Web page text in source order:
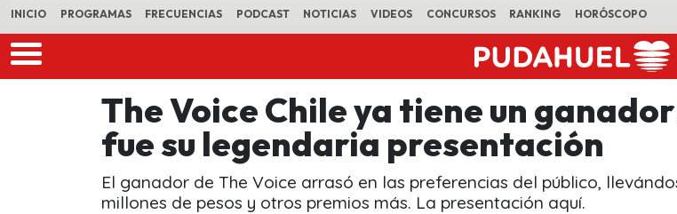
INICIO PROGRAMAS FRECUENCIAS PODCAST NOTICIAS VIDEOS CONCURSOS RANKING HORÓSCOPO
The Voice Chile ya tiene un
fue su legendaria presentación
El ganador de The Voice arrasó en las preferencias del público,
millones de pesos y otros premios más. La presentación aquí.